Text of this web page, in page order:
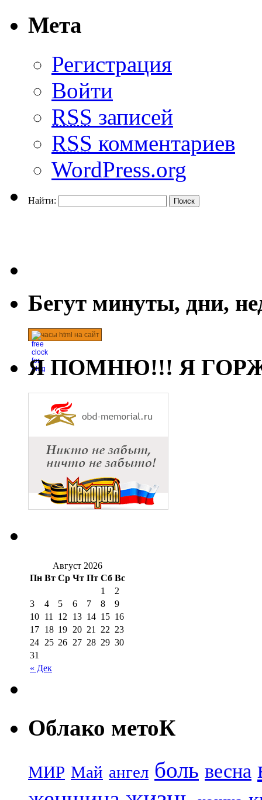
Мета
Регистрация
Войти
RSS записей
RSS комментариев
WordPress.org
Найти:
Бегут минуты, дни,
часы html на сайт
Я ПОМНЮ!!! Я
Август 2026
Пн Вт Ср Чт Пт Сб Вс
« Дек
1
2
3
4 5 6 7 8
9
10 11 12 13 14 15 16
17 18 19 20 21 22 23
24 25 26 27 28 29 30
31
Облако метоК
МИР Май ангел боль весна